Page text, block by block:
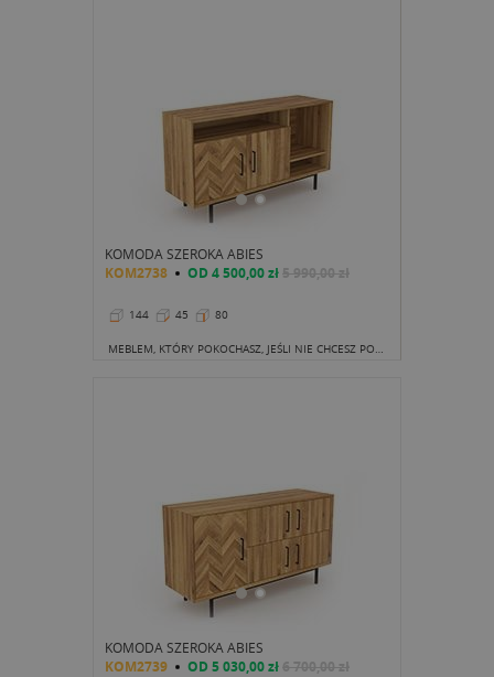
KOMODA SZEROKA ABIES
KOM2738 OD 4 500,00 zł5 990,00 zł
144 45 80
MEBLEM, KTÓRY POKOCHASZ, JEŚLI NIE CHCESZ POPAŚĆ W NUDNE STANDARDY JEST TA OTO KOMODA
KOMODA SZEROKA ABIES
KOM2739 OD 5 030,00 zł6 700,00 zł